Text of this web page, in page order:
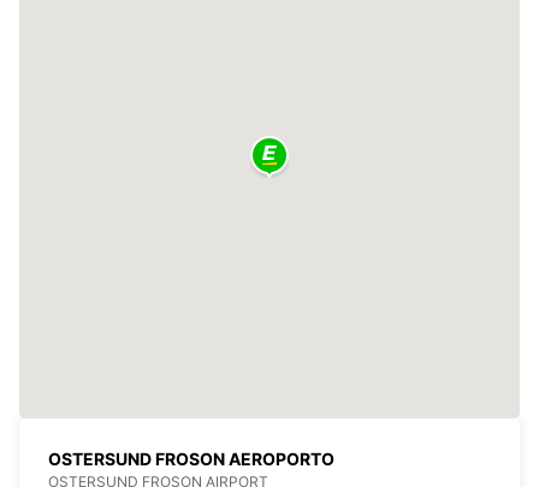
OSTERSUND FROSON AEROPORTO
OSTERSUND FROSON AIRPORT